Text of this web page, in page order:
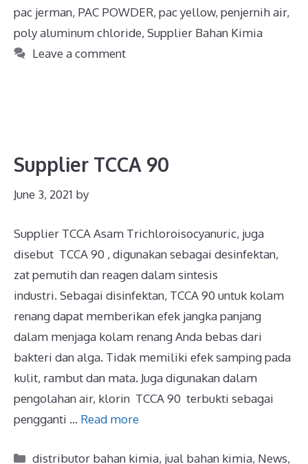
pac jerman, PAC POWDER, pac yellow, penjernih air,
poly aluminum chloride, Supplier Bahan Kimia
Leave a comment
Supplier TCCA 90
June 3, 2021 by
Supplier TCCA Asam Trichloroisocyanuric, juga
disebut TCCA 90 , digunakan sebagai desinfektan,
zat pemutih dan reagen dalam sintesis
industri. Sebagai disinfektan, TCCA 90 untuk kolam
renang dapat memberikan efek jangka panjang
dalam menjaga kolam renang Anda bebas dari
bakteri dan alga. Tidak memiliki efek samping pada
kulit, rambut dan mata. Juga digunakan dalam
pengolahan air, klorin TCCA 90 terbukti sebagai
pengganti … Read more
distributor bahan kimia, jual bahan kimia, News,